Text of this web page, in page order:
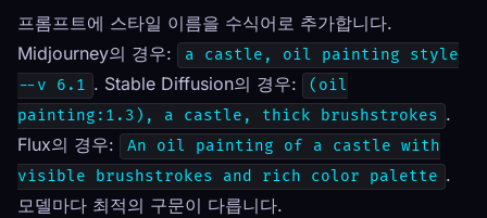
프롬프트에 스타일 이름을 수식어로 추가합니다.
Midjourney의 경우:
a castle, oil painting style
--v 6.1 . Stable Diffusion의 경우:
(oil
painting:1.3), a castle, thick brushstrokes .
Flux의 경우:
An oil painting of a castle with
visible brushstrokes and rich color palette .
모델마다 최적의 구문이 다릅니다.